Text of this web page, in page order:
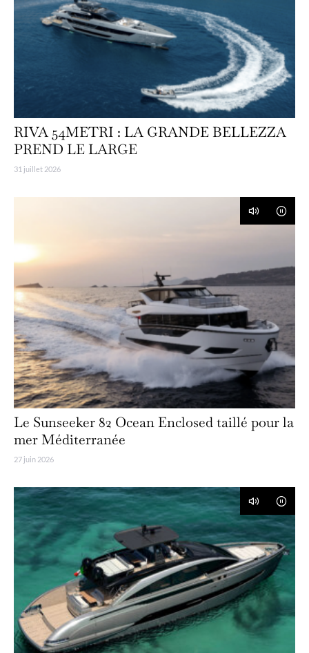
RIVA 54METRI : LA GRANDE BELLEZZA
PREND LE LARGE
31 juillet 2026
Le Sunseeker 82 Ocean Enclosed taillé pour la
mer Méditerranée
27 juin 2026